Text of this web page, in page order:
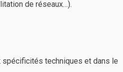
de réseaux…).
spécificités techniques et dans le